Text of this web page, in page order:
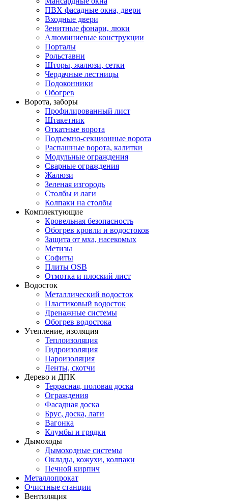
ПВХ фасадные окна, двери
Входные двери
Зенитные фонари, люки
Алюминиевые конструкции
Порталы
Рольставни
Шторы, жалюзи, сетки
Чердачные лестницы
Подоконники
Обогрев
Ворота, заборы
Профилированный лист
Штакетник
Откатные ворота
Подъемно-секционные ворота
Распашные ворота, калитки
Модульные ограждения
Сварные ограждения
Жалюзи
Зеленая изгородь
Столбы и лаги
Колпаки на столбы
Комплектующие
Кровельная безопасность
Обогрев кровли и водостоков
Защита от мха, насекомых
Метизы
Софиты
Плиты OSB
Отмотка и плоский лист
Водосток
Металлический водосток
Пластиковый водосток
Дренажные системы
Обогрев водостока
Утепление, изоляция
Теплоизоляция
Гидроизоляция
Пароизоляция
Ленты, скотчи
Дерево и ДПК
Террасная, половая доска
Ограждения
Фасадная доска
Брус, доска, лаги
Вагонка
Клумбы и грядки
Дымоходы
Дымоходные системы
Оклады, кожухи, колпаки
Печной кирпич
Металлопрокат
Очистные станции
Вентиляция